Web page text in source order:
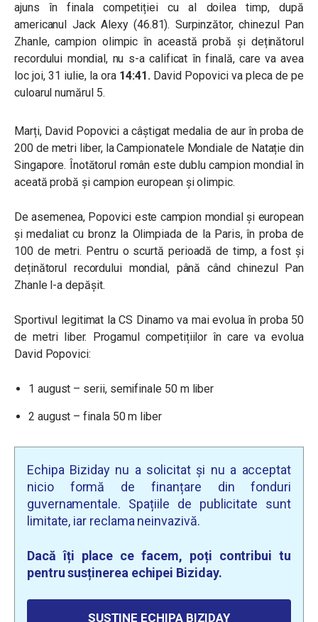
ajuns în finala competiției cu al doilea timp, după
americanul Jack Alexy (46.81). Surpinzător, chinezul Pan
Zhanle, campion olimpic în această probă și deținătorul
recordului mondial, nu s-a calificat în finală, care va avea
loc joi, 31 iulie, la ora 14:41. David Popovici va pleca de pe
culoarul numărul 5.
Marți, David Popovici a câștigat medalia de aur în proba de
200 de metri liber, la Campionatele Mondiale de Natație din
Singapore. Înotătorul român este dublu campion mondial în
aceată probă și campion european și olimpic.
De asemenea, Popovici este campion mondial și european
și medaliat cu bronz la Olimpiada de la Paris, în proba de
100 de metri. Pentru o scurtă perioadă de timp, a fost și
deținătorul recordului mondial, până când chinezul Pan
Zhanle l-a depășit.
Sportivul legitimat la CS Dinamo va mai evolua în proba 50
de metri liber. Progamul competițiilor în care va evolua
David Popovici:
1 august – serii, semifinale 50 m liber
2 august – finala 50 m liber
Echipa Biziday nu a solicitat și nu a acceptat
nicio formă de finanțare din fonduri
guvernamentale. Spațiile de publicitate sunt
limitate, iar reclama neinvazivă.
Dacă îți place ce facem, poți contribui tu
pentru susținerea echipei Biziday.
SUSȚINE ECHIPA BIZIDAY